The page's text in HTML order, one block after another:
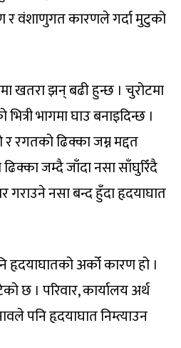
र वंशाणुगत कारणले गर्दा मुटुको
खतरा झन् बढी हुन्छ । चुरोटमा
भागमा घाउ बनाइदिन्छ ।
रगतको ढिक्का जम्न मद्दत
जम्दै जाँदा नसा साँघुरिँदै
गराउने नसा बन्द हुँदा हृदयाघात
हृदयाघातको अर्को कारण हो ।
छ । परिवार, कार्यालय अर्थ
पनि हृदयाघात निम्त्याउन